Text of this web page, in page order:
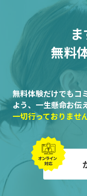
無料
無料体験だけでもコ
よう、一生懸命お伝
一切行っておりませ